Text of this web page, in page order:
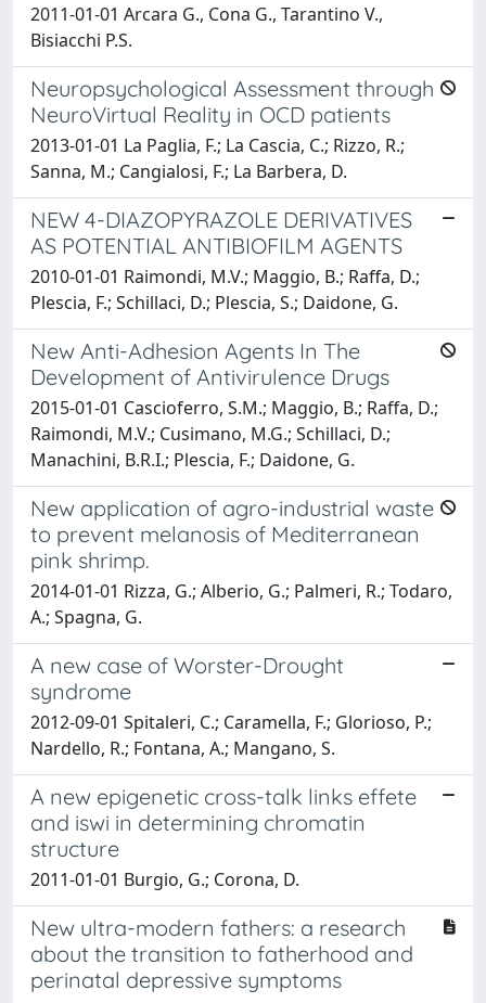
2011-01-01 Arcara G., Cona G., Tarantino V.,
Bisiacchi P.S.
Neuropsychological Assessment through
NeuroVirtual Reality in OCD patients
2013-01-01 La Paglia, F.; La Cascia, C.; Rizzo, R.;
Sanna, M.; Cangialosi, F.; La Barbera, D.
NEW 4-DIAZOPYRAZOLE DERIVATIVES
AS POTENTIAL ANTIBIOFILM AGENTS
2010-01-01 Raimondi, M.V.; Maggio, B.; Raffa, D.;
Plescia, F.; Schillaci, D.; Plescia, S.; Daidone, G.
New Anti-Adhesion Agents In The
Development of Antivirulence Drugs
2015-01-01 Cascioferro, S.M.; Maggio, B.; Raffa, D.;
Raimondi, M.V.; Cusimano, M.G.; Schillaci, D.;
Manachini, B.R.I.; Plescia, F.; Daidone, G.
New application of agro-industrial waste
to prevent melanosis of Mediterranean
pink shrimp.
2014-01-01 Rizza, G.; Alberio, G.; Palmeri, R.; Todaro,
A.; Spagna, G.
A new case of Worster-Drought
syndrome
2012-09-01 Spitaleri, C.; Caramella, F.; Glorioso, P.;
Nardello, R.; Fontana, A.; Mangano, S.
A new epigenetic cross-talk links effete
and iswi in determining chromatin
structure
2011-01-01 Burgio, G.; Corona, D.
New ultra-modern fathers: a research
about the transition to fatherhood and
perinatal depressive symptoms